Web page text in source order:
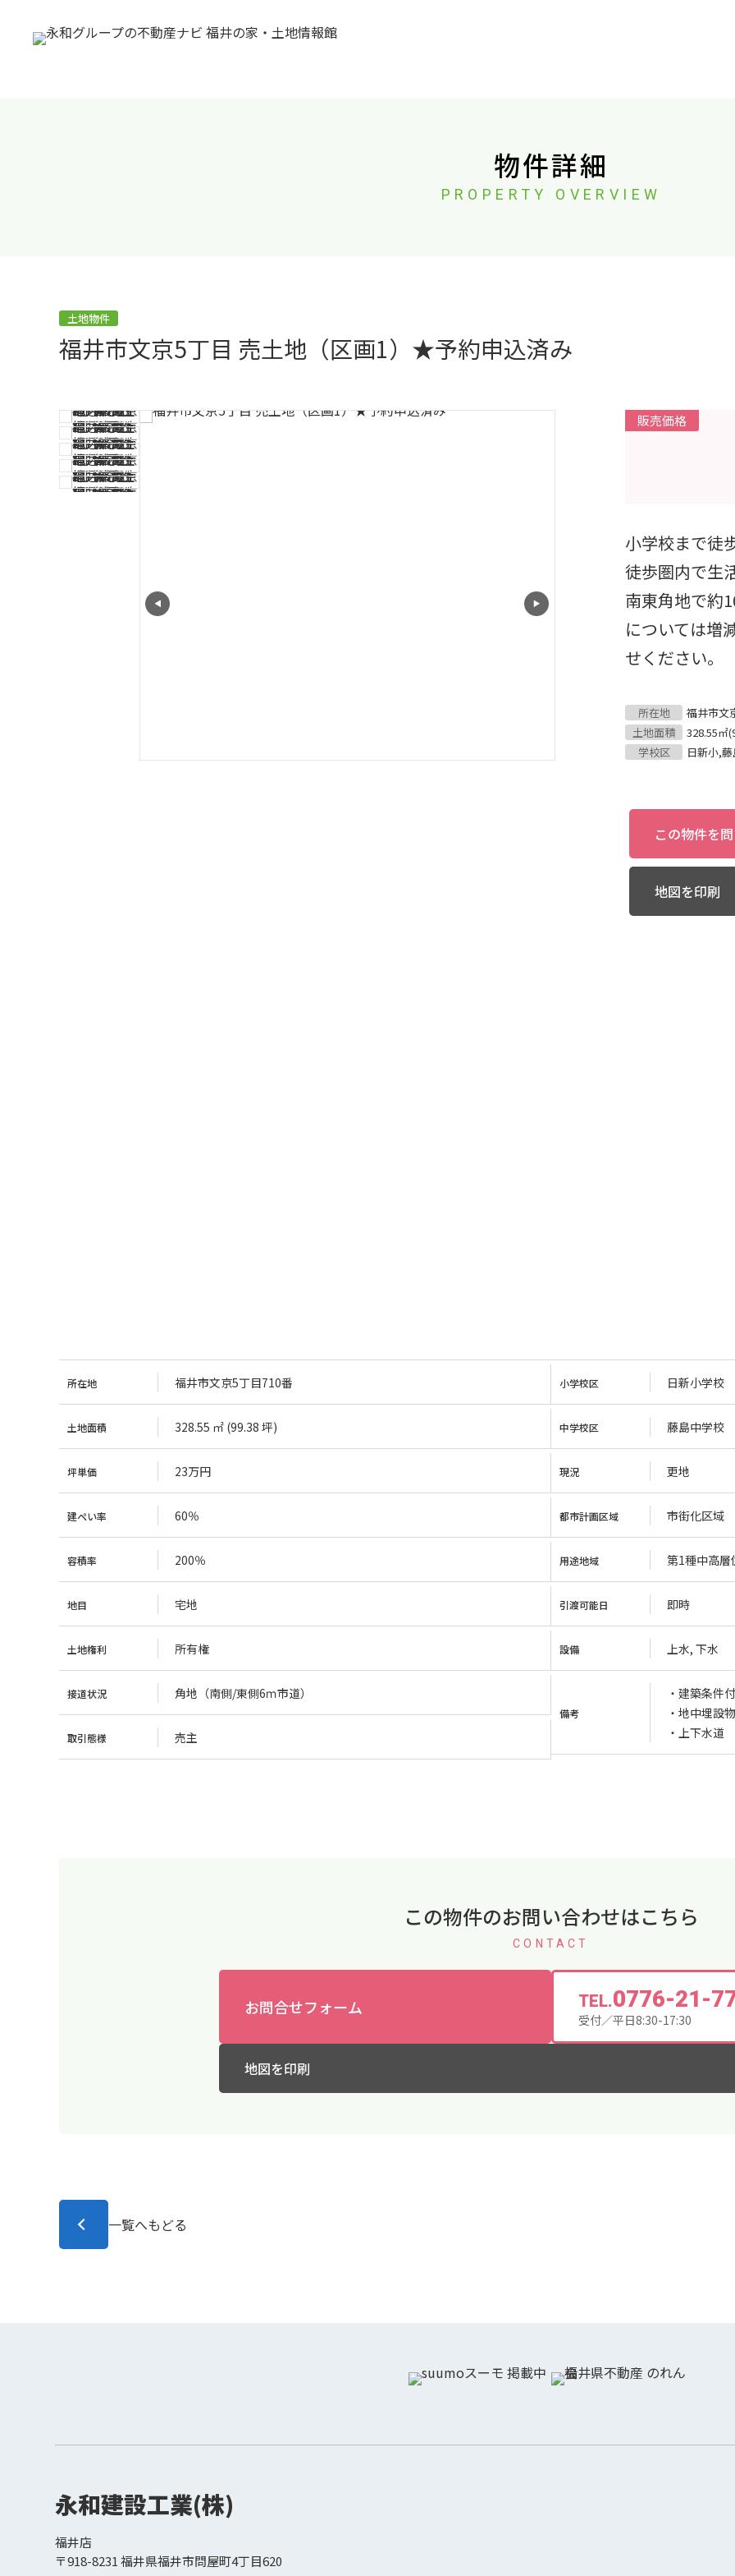
物件詳細
PROPERTY OVERVIEW
土地物件
福井市文京5丁目 売土地（区画1）★予約申込済み
販売価格
小学校まで徒
徒歩圏内で生
南東角地で約
については増
せください。
所在地
福井市文
土地面積
328.55㎡
学校区
日新小,
この物件を
地図を印刷
所在地 福井市文京5丁目710番
土地面積 328.55 ㎡ (99.38 坪)
坪単価 23万円
建ぺい率 60％
容積率 200％
地目 宅地
土地権利 所有権
接道状況 角地（南側/東側6ｍ市道）
取引態様 売主
小学校区 日新小学校
中学校区 藤島中学校
現況 更地
都市計画区域 市街化区域
用途地域 第1種中高層
引渡可能日 即時
設備 上水, 下水
備考
・建築条件
・地中埋設
・上下水道
この物件のお問い合わせはこちら
CONTACT
お問合せフォーム TEL.0776-21-
受付／平日8:30-17:30
地図を印刷
一覧へもどる
永和建設工業(株)
福井店
〒918-8231 福井県福井市問屋町4丁⽬620